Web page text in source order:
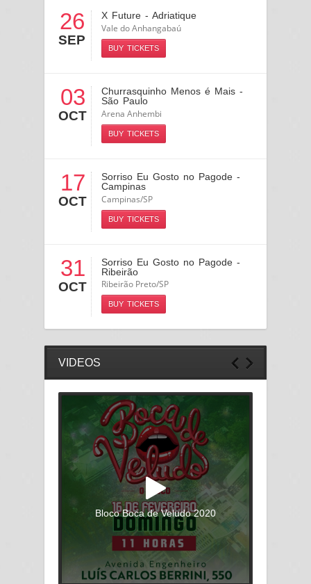
26
SEP
X Future - Adriatique
Vale do Anhangabaú
BUY TICKETS
03
OCT
Churrasquinho Menos é Mais -
São Paulo
Arena Anhembi
BUY TICKETS
17
OCT
Sorriso Eu Gosto no Pagode -
Campinas
Campinas/SP
BUY TICKETS
31
OCT
Sorriso Eu Gosto no Pagode -
Ribeirão
Ribeirão Preto/SP
BUY TICKETS
VIDEOS
Bloco Boca de Veludo 2020